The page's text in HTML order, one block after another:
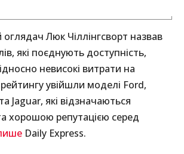
Люк Чіллінгсворт назвав
які поєднують доступність,
невисокі витрати на
увійшли моделі Ford,
Jaguar, які відзначаються
хорошою репутацією серед
Daily Express.